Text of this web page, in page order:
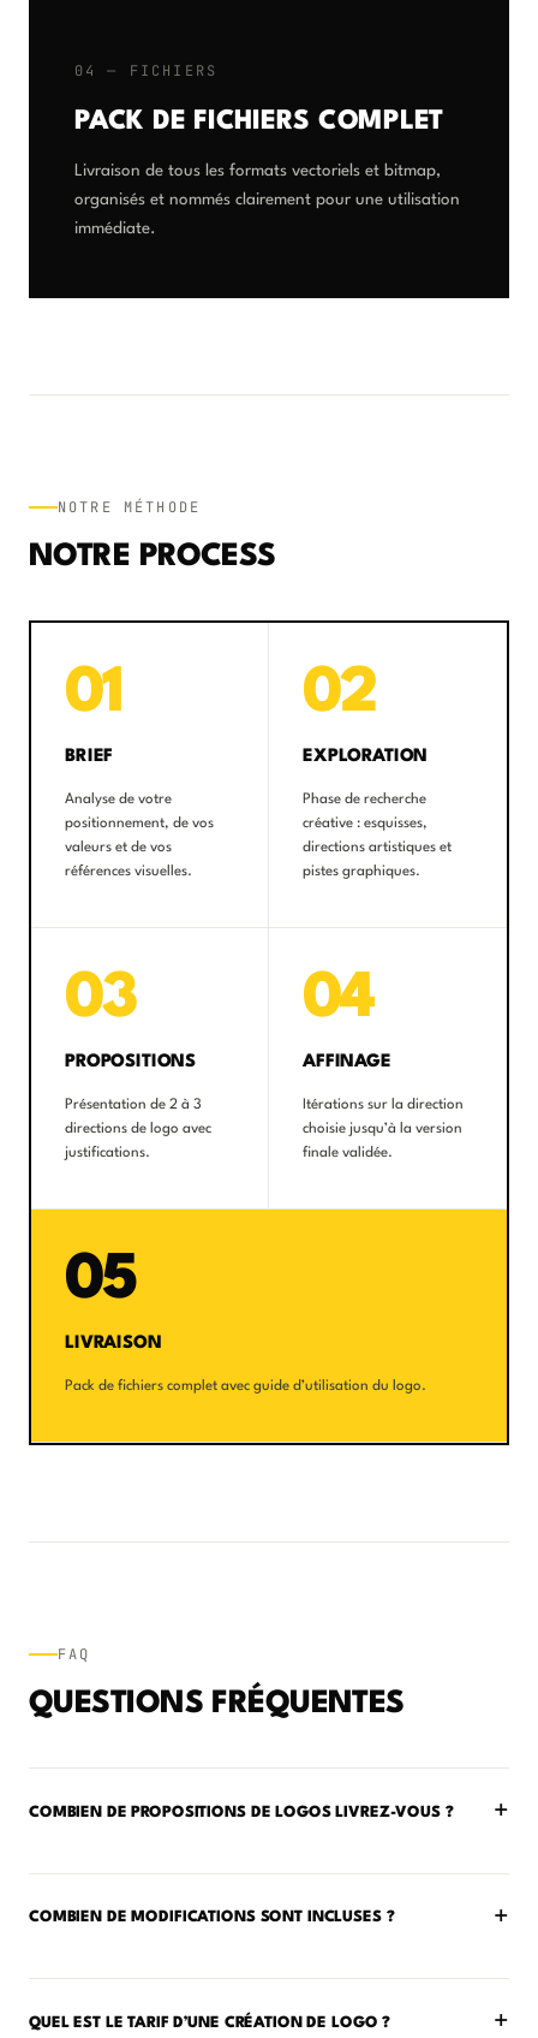
04 — FICHIERS
PACK DE FICHIERS COMPLET
Livraison de tous les formats vectoriels et bitmap,
organisés et nommés clairement pour une utilisation
immédiate.
NOTRE MÉTHODE
NOTRE PROCESS
01
BRIEF
Analyse de votre
positionnement, de vos
valeurs et de vos
références visuelles.
02
EXPLORATION
Phase de recherche
créative : esquisses,
directions artistiques et
pistes graphiques.
03
PROPOSITIONS
Présentation de 2 à 3
directions de logo avec
justifications.
04
AFFINAGE
Itérations sur la direction
choisie jusqu’à la version
finale validée.
05
LIVRAISON
Pack de fichiers complet avec guide d’utilisation du logo.
FAQ
QUESTIONS FRÉQUENTES
COMBIEN DE PROPOSITIONS DE LOGOS LIVREZ-VOUS ? +
COMBIEN DE MODIFICATIONS SONT INCLUSES ? +
QUEL EST LE TARIF D’UNE CRÉATION DE LOGO ? +